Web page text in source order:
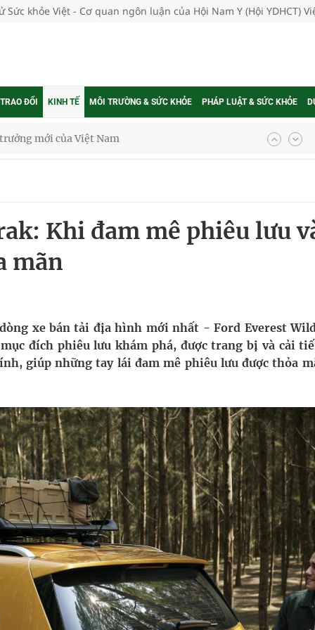
Sức khỏe Việt - Cơ quan ngôn luận của Hội Nam Y (Hội YDHCT)
ĐỔI KINH TẾ MÔI TRƯỜNG & SỨC KHỎE PHÁP LUẬT & SỨC KHỎE
hai cấp trong quản lý hoạt động nha khoa,
bảo hiểm y tế nếu không đăng ký khám theo yêu
riêng 2026
vực cấp cứu, điều trị đột quỵ
ung thư
Máu Của Các Loài Nhân Sâm (Panax Spp.): Tổng
quốc
mới của Việt Nam
Khi đam mê phiêu lưu
mãn
xe bán tải địa hình mới nhất - Ford Everest
đích phiêu lưu khám phá, được trang bị và cải
giúp những tay lái đam mê phiêu lưu được thỏa